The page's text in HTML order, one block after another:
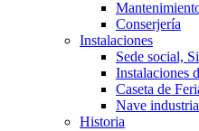
Conserjería
Instalaciones
Sede social,
Instalaciones
Caseta de
Nave
Historia